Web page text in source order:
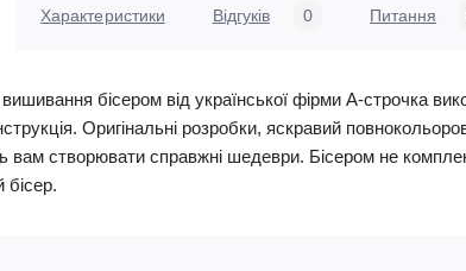
Характеристики Відгуків 0 Питання
бісером від української фірми А-строчка
Оригінальні розробки, яскравий
вам створювати справжні шедеври. Бісером не
бісер.